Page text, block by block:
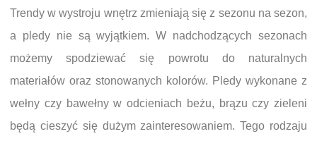
Trendy w wystroju wnętrz zmieniają się z sezonu na sezon,
a pledy nie są wyjątkiem. W nadchodzących sezonach
możemy spodziewać się powrotu do naturalnych
materiałów oraz stonowanych kolorów. Pledy wykonane z
wełny czy bawełny w odcieniach beżu, brązu czy zieleni
będą cieszyć się dużym zainteresowaniem. Tego rodzaju